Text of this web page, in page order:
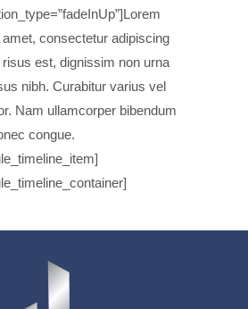
consectetur adipiscing
est, dignissim non urna
nibh. Curabitur varius vel
Nam ullamcorper bibendum
congue.